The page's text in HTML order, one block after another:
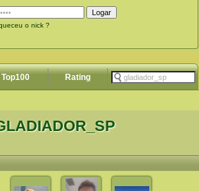
o nick ?
Top100 Rating